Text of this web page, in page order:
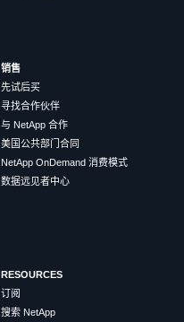
销售
先试后买
寻找合作伙伴
与 NetApp 合作
美国公共部门合同
NetApp OnDemand 消费模式
数据远见者中心
RESOURCES
订阅
搜索 NetApp